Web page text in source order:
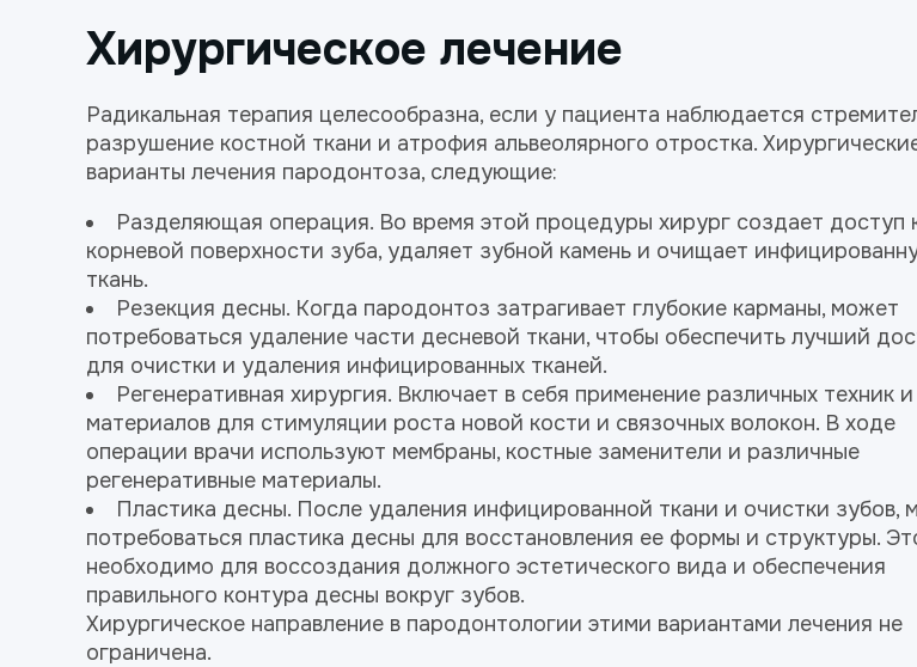
Хирургическое лечение
Радикальная терапия целесообразна, если у пациента наблюдается
разрушение костной ткани и атрофия альвеолярного отростка.
варианты лечения пародонтоза, следующие:
Разделяющая операция. Во время этой процедуры хирург создает доступ
корневой поверхности зуба, удаляет зубной камень и очищает
ткань.
Резекция десны. Когда пародонтоз затрагивает глубокие карманы, может
потребоваться удаление части десневой ткани, чтобы обеспечить лучший
для очистки и удаления инфицированных тканей.
Регенеративная хирургия. Включает в себя применение различных техник и
материалов для стимуляции роста новой кости и связочных волокон. В ходе
операции врачи используют мембраны, костные заменители и различные
регенеративные материалы.
Пластика десны. После удаления инфицированной ткани и очистки зубов,
потребоваться пластика десны для восстановления ее формы и структуры.
необходимо для воссоздания должного эстетического вида и обеспечения
правильного контура десны вокруг зубов.
Хирургическое направление в пародонтологии этими вариантами лечения не
ограничена.